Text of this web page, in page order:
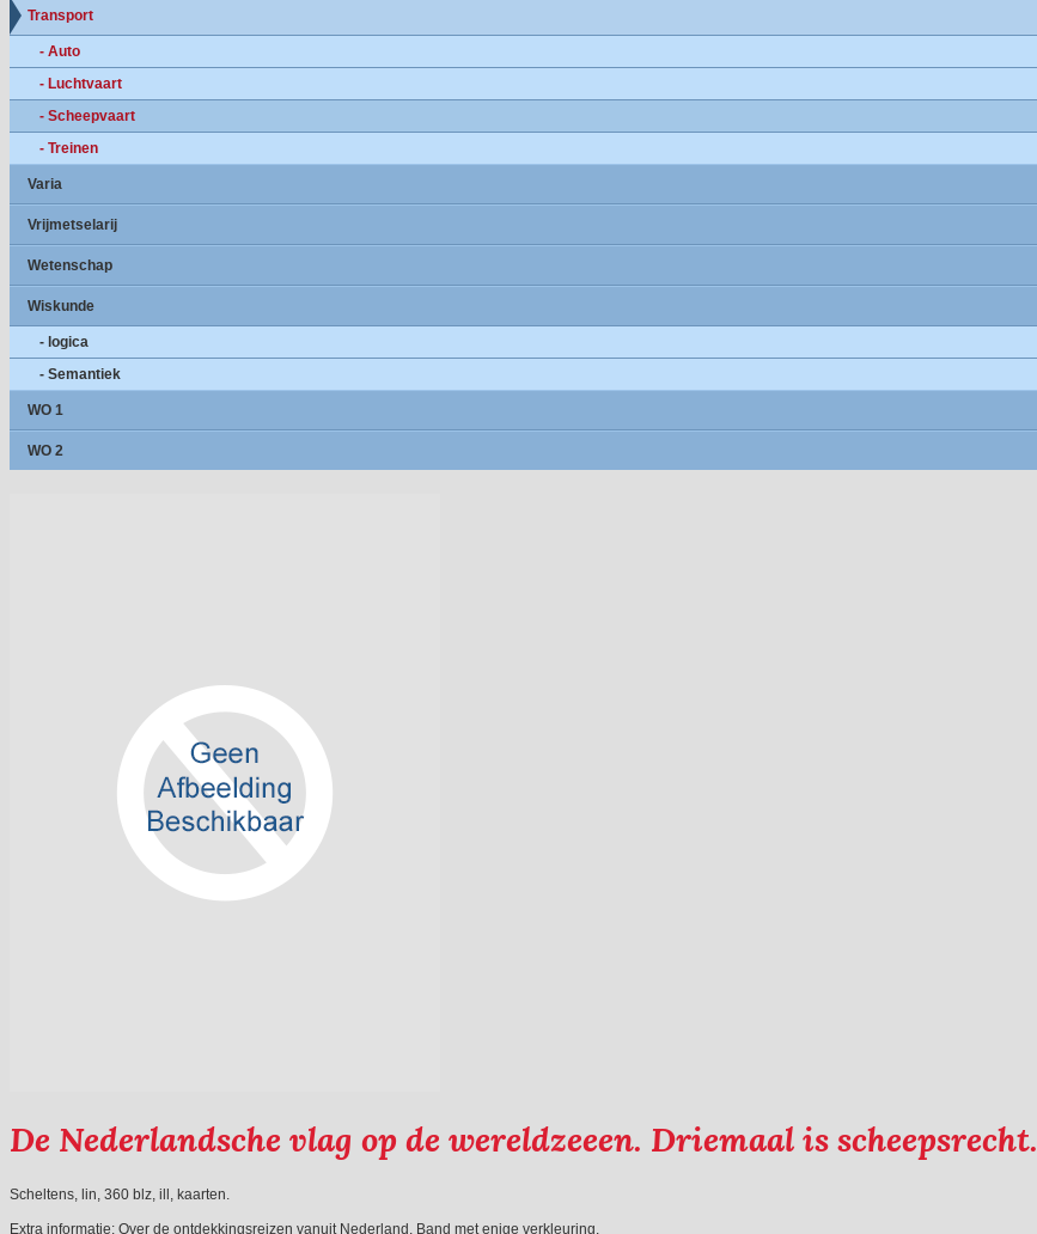
Transport
- Auto
- Luchtvaart
- Scheepvaart
- Treinen
Varia
Vrijmetselarij
Wetenschap
Wiskunde
- logica
- Semantiek
WO 1
WO 2
De Nederlandsche vlag op de wereldzeeen. Driemaal is scheepsrecht.
Scheltens, lin, 360 blz, ill, kaarten.
Extra informatie: Over de ontdekkingsreizen vanuit Nederland. Band met enige verkleuring.